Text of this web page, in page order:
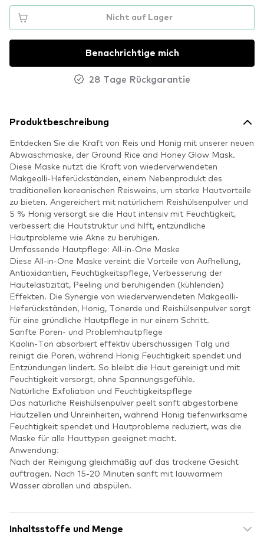
Nicht auf Lager
Benachrichtige mich
28 Tage Rückgarantie
Produktbeschreibung
Entdecken Sie die Kraft von Reis und Honig mit unserer neuen
Abwaschmaske, der Ground Rice and Honey Glow Mask.
Diese Maske nutzt die Kraft von wiederverwendeten
Makgeolli-Heferückständen, einem Nebenprodukt des
traditionellen koreanischen Reisweins, um starke Hautvorteile
zu bieten. Angereichert mit natürlichem Reishülsenpulver und
5 % Honig versorgt sie die Haut intensiv mit Feuchtigkeit,
verbessert die Hautstruktur und hilft, entzündliche
Hautprobleme wie Akne zu beruhigen.
Umfassende Hautpflege: All-in-One Maske
Diese All-in-One Maske vereint die Vorteile von Aufhellung,
Antioxidantien, Feuchtigkeitspflege, Verbesserung der
Hautelastizität, Peeling und beruhigenden (kühlenden)
Effekten. Die Synergie von wiederverwendeten Makgeolli-
Heferückständen, Honig, Tonerde und Reishülsenpulver sorgt
für eine gründliche Hautpflege in nur einem Schritt.
Sanfte Poren- und Problemhautpflege
Kaolin-Ton absorbiert effektiv überschüssigen Talg und
reinigt die Poren, während Honig Feuchtigkeit spendet und
Entzündungen lindert. So bleibt die Haut gereinigt und mit
Feuchtigkeit versorgt, ohne Spannungsgefühle.
Natürliche Exfoliation und Feuchtigkeitspflege
Das natürliche Reishülsenpulver peelt sanft abgestorbene
Hautzellen und Unreinheiten, während Honig tiefenwirksame
Feuchtigkeit spendet und Hautprobleme reduziert, was die
Maske für alle Hauttypen geeignet macht.
Anwendung:
Nach der Reinigung gleichmäßig auf das trockene Gesicht
auftragen. Nach 15-20 Minuten sanft mit lauwarmem
Wasser abrollen und abspülen.
Inhaltsstoffe und Menge